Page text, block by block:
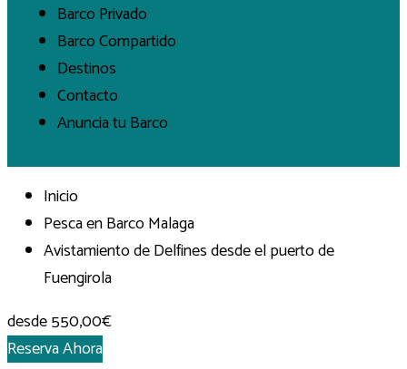
Barco Privado
Barco Compartido
Destinos
Contacto
Anuncia tu Barco
Inicio
Pesca en Barco Malaga
Avistamiento de Delfines desde el puerto de
Fuengirola
desde550,00€
Reserva Ahora